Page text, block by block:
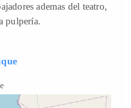
ademas del teatro,
pulpería.